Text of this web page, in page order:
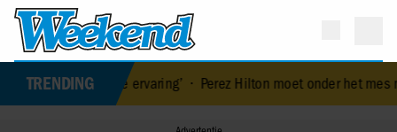
TRENDING
ervaring’• Perez Hilton moet onder het mes na fors